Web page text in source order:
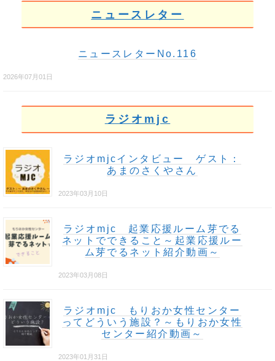
ニュースレター
ニュースレターNo.116
2026年07月01日
ラジオmjc
ラジオmjcインタビュー ゲスト：
あまのさくやさん
2023年03月10日
ラジオmjc 起業応援ルーム芽でる
ネットでできること～起業応援ルー
ム芽でるネット紹介動画～
2023年03月08日
ラジオmjc もりおか女性センター
ってどういう施設？～もりおか女性
センター紹介動画～
2023年01月31日